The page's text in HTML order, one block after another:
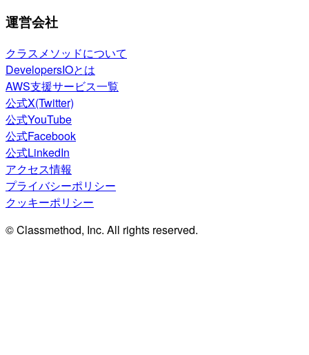
運営会社
クラスメソッドについて
DevelopersIOとは
AWS支援サービス一覧
公式X(Twitter)
公式YouTube
公式Facebook
公式LinkedIn
アクセス情報
プライバシーポリシー
クッキーポリシー
© Classmethod, Inc. All rights reserved.